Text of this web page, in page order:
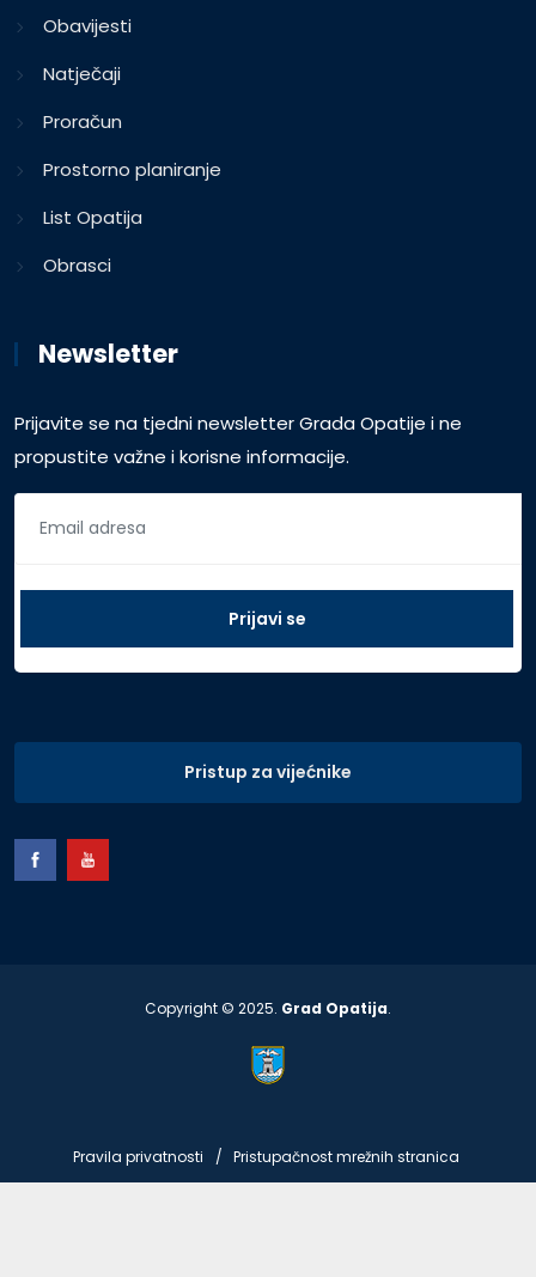
Obavijesti
Natječaji
Proračun
Prostorno planiranje
List Opatija
Obrasci
Newsletter
Prijavite se na tjedni newsletter Grada Opatije i ne
propustite važne i korisne informacije.
Pristup za vijećnike
Copyright © 2025. Grad Opatija.
Pravila privatnosti Pristupačnost mrežnih stranica